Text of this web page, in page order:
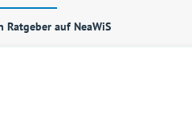
Ratgeber auf NeaWiS